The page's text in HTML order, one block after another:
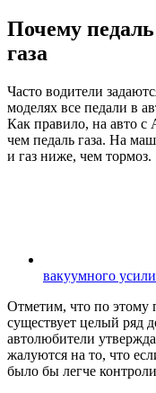
Почему
газа
Часто водители
моделях все педали в
Как правило, на авто
чем педаль газа. На
и газ ниже, чем тормоз.
вакуумного
Отметим, что по этому
существует целый ряд
автолюбители
жалуются на то, что
было бы легче